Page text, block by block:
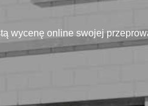
wycenę online swojej